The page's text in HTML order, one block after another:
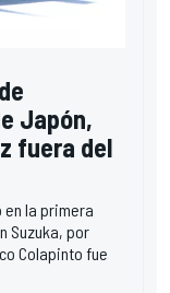
Japón,
fuera del
en la primera
Suzuka, por
Colapinto fue